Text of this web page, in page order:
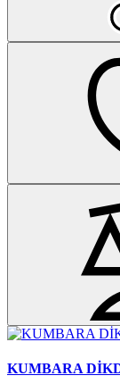
KUMBARA